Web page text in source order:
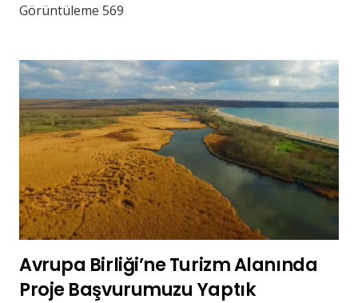
Görüntüleme 569
Avrupa Birliği’ne Turizm Alanında
Proje Başvurumuzu Yaptık